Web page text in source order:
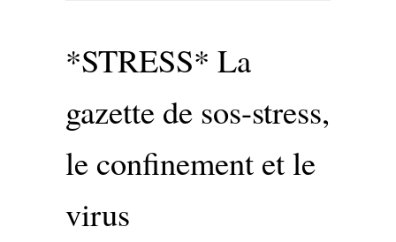
*STRESS* La
gazette de sos-stress,
le confinement et le
virus